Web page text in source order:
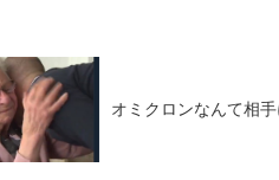
オミクロンなんて相